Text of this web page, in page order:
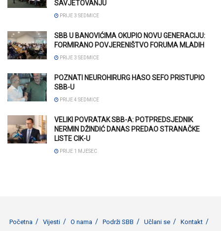
SAVJETOVANJU
PRIJE 3 SEDMICE
SBB U BANOVIĆIMA OKUPIO NOVU GENERACIJU:
FORMIRANO POVJERENIŠTVO FORUMA MLADIH
PRIJE 3 SEDMICE
POZNATI NEUROHIRURG HASO SEFO PRISTUPIO
SBB-U
PRIJE 4 SEDMICE
VELIKI POVRATAK SBB-A: POTPREDSJEDNIK
NERMIN DŽINDIĆ DANAS PREDAO STRANAČKE
LISTE CIK-U
PRIJE 1 MJESEC
Početna Vijesti O nama Podrži SBB Učlani se
Kontakt